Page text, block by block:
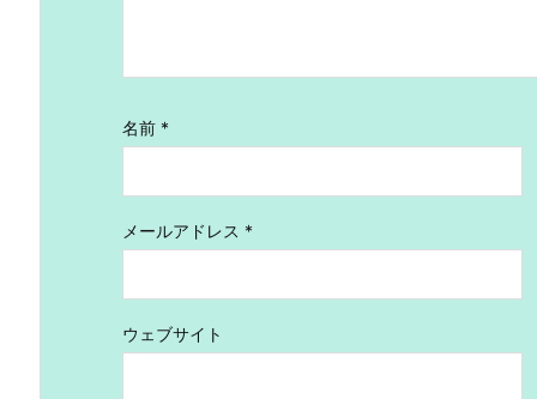
名前 *
メールアドレス *
ウェブサイト